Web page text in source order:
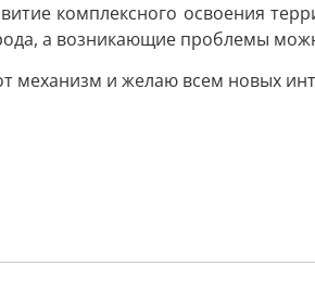
комплексного освоения
а возникающие проблемы
механизм и желаю всем новых